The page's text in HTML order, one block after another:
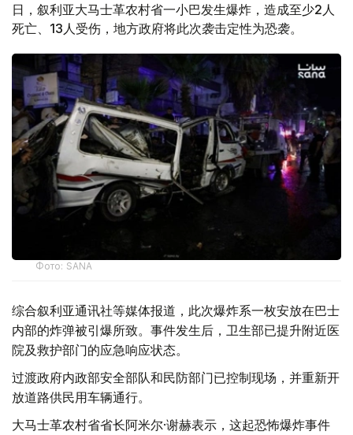
日，叙利亚大马士革农村省一小巴发生爆炸，造成至少2人
死亡、13人受伤，地方政府将此次袭击定性为恐袭。
Фото: SANA
综合叙利亚通讯社等媒体报道，此次爆炸系一枚安放在巴士
内部的炸弹被引爆所致。事件发生后，卫生部已提升附近医
院及救护部门的应急响应状态。
过渡政府内政部安全部队和民防部门已控制现场，并重新开
放道路供民用车辆通行。
大马士革农村省省长阿米尔·谢赫表示，这起恐怖爆炸事件